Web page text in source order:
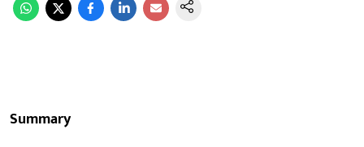
Summary